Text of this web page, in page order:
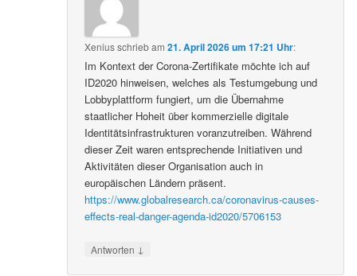
Xeniusschriebam21. April 2026 um 17:21 Uhr:
Im Kontext der Corona-Zertifikate möchte ich auf
ID2020 hinweisen, welches als Testumgebung und
Lobbyplattform fungiert, um die Übernahme
staatlicher Hoheit über kommerzielle digitale
Identitätsinfrastrukturen voranzutreiben. Während
dieser Zeit waren entsprechende Initiativen und
Aktivitäten dieser Organisation auch in
europäischen Ländern präsent.
https://www.globalresearch.ca/coronavirus-causes-
effects-real-danger-agenda-id2020/5706153
Antworten ↓